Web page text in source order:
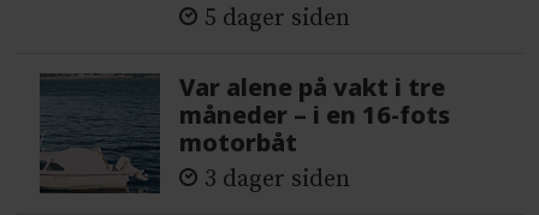
5 dager siden
Var alene på vakt i tre
måneder – i en 16-fots
motorbåt
3 dager siden